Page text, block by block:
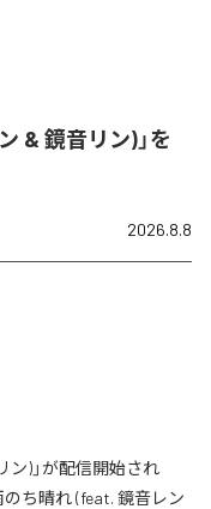
& 鏡音リン)」を
2026.8.8
ン)」が配信開始され
ち晴れ (feat. 鏡音レン